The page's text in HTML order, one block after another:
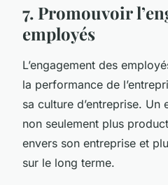
7. Promouvoir
employés
L’engagement des
la performance de
sa culture d’entreprise. Un
non seulement plus
envers son entreprise et
sur le long terme.